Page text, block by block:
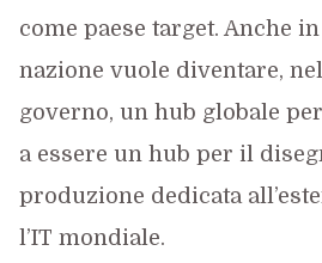
come paese target. Anche
nazione vuole diventare,
governo, un hub globale
a essere un hub per il
produzione dedicata
l’IT mondiale.